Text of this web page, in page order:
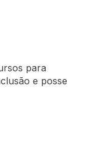
para
e posse